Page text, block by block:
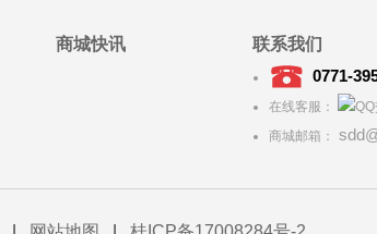
商城快讯
联系我们
0771-
在线客服：
商城邮箱：